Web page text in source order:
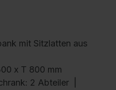
mit Sitzlatten aus
x T 800 mm
2 Abteiler |